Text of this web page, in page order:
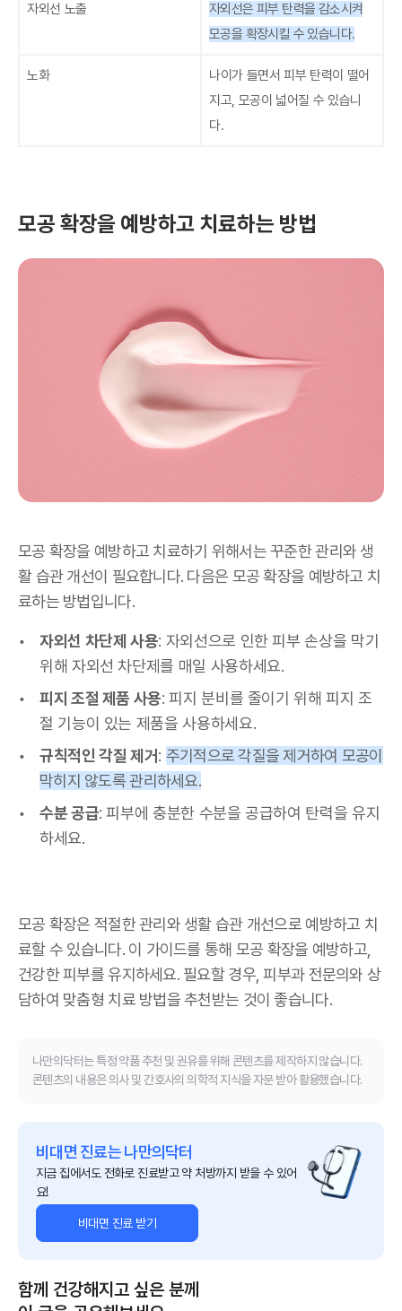
자외선 노출
자외선은 피부 탄력을 감소시켜
모공을 확장시킬 수 있습니다.
노화
나이가 들면서 피부 탄력이 떨어
지고, 모공이 넓어질 수 있습니
다.
모공 확장을 예방하고 치료하는 방법
모공 확장을 예방하고 치료하기 위해서는 꾸준한 관리와 생
활 습관 개선이 필요합니다. 다음은 모공 확장을 예방하고 치
료하는 방법입니다.
자외선 차단제 사용: 자외선으로 인한 피부 손상을 막기
위해 자외선 차단제를 매일 사용하세요.
피지 조절 제품 사용: 피지 분비를 줄이기 위해 피지 조
절 기능이 있는 제품을 사용하세요.
규칙적인 각질 제거: 주기적으로 각질을 제거하여 모공이
막히지 않도록 관리하세요.
수분 공급: 피부에 충분한 수분을 공급하여 탄력을 유지
하세요.
모공 확장은 적절한 관리와 생활 습관 개선으로 예방하고 치
료할 수 있습니다. 이 가이드를 통해 모공 확장을 예방하고,
건강한 피부를 유지하세요. 필요할 경우, 피부과 전문의와 상
담하여 맞춤형 치료 방법을 추천받는 것이 좋습니다.
나만의닥터는 특정 약품 추천 및 권유를 위해 콘텐츠를 제작하지 않습니다.
콘텐츠의 내용은 의사 및 간호사의 의학적 지식을 자문 받아 활용했습니다.
비대면 진료는 나만의닥터
지금 집에서도 전화로 진료받고 약 처방까지 받을 수 있어
요!
비대면 진료 받기
함께 건강해지고 싶은 분께